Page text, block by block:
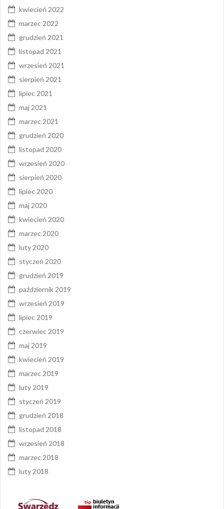
kwiecień 2022
marzec 2022
grudzień 2021
listopad 2021
wrzesień 2021
sierpień 2021
lipiec 2021
maj 2021
marzec 2021
grudzień 2020
listopad 2020
wrzesień 2020
sierpień 2020
lipiec 2020
maj 2020
kwiecień 2020
marzec 2020
luty 2020
styczeń 2020
grudzień 2019
październik 2019
wrzesień 2019
lipiec 2019
czerwiec 2019
maj 2019
kwiecień 2019
marzec 2019
luty 2019
styczeń 2019
grudzień 2018
listopad 2018
wrzesień 2018
marzec 2018
luty 2018